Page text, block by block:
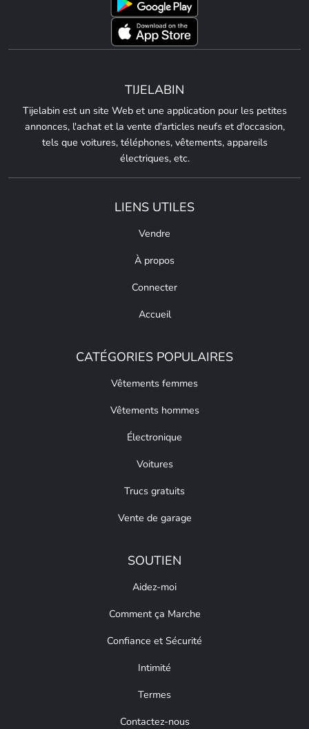
TIJELABIN
Tijelabin est un site Web et une application pour les petites
annonces, l'achat et la vente d'articles neufs et d'occasion,
tels que voitures, téléphones, vêtements, appareils
électriques, etc.
LIENS UTILES
Vendre
À propos
Connecter
Accueil
CATÉGORIES POPULAIRES
Vêtements femmes
Vêtements hommes
Électronique
Voitures
Trucs gratuits
Vente de garage
SOUTIEN
Aidez-moi
Comment ça Marche
Confiance et Sécurité
Intimité
Termes
Contactez-nous